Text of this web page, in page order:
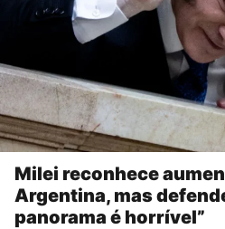
Milei reconhece
Argentina, mas
panorama é horrível”